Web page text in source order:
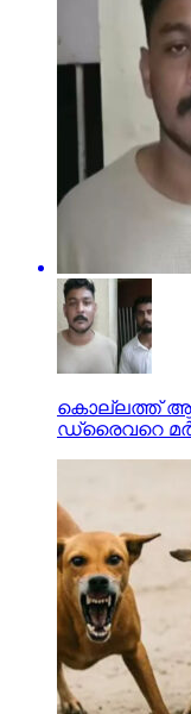
കൊല്ലത്ത്
ഡ്രൈവറെ